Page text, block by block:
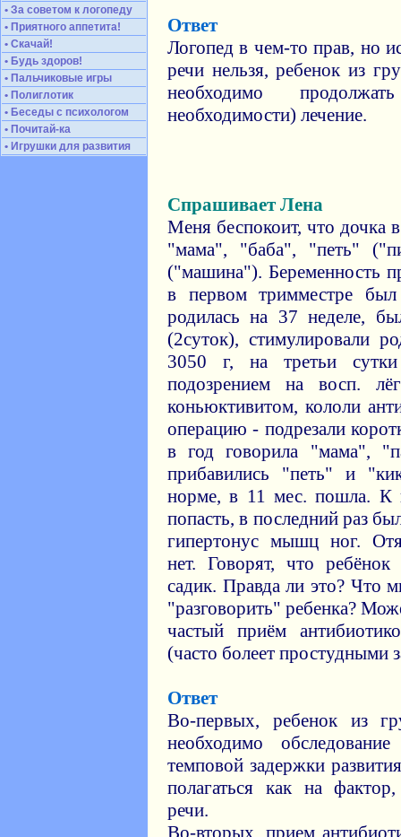
• За советом к логопеду
• Приятного аппетита!
• Скачай!
• Будь здоров!
• Пальчиковые игры
• Полиглотик
• Беседы с психологом
• Почитай-ка
• Игрушки для развития
Ответ
Логопед в чем-то прав, но
речи нельзя, ребенок из
необходимо
необходимости) лечение.
Спрашивает Лена
Меня беспокоит, что дочка
"мама", "баба", "петь"
("машина"). Беременность
в первом тримместре
родилась на 37 неделе,
(2суток), стимулировали
3050 г, на третьи
подозрением на восп.
коньюктивитом, кололи
операцию - подрезали
в год говорила "мама",
прибавились "петь" и
норме, в 11 мес. пошла. К
попасть, в последний раз
гипертонус мышц ног.
нет. Говорят, что ребёнок
садик. Правда ли это? Что
"разговорить" ребенка?
частый приём
(часто болеет простудными
Ответ
Во-первых, ребенок из
необходимо
темповой задержки
полагаться как на
речи.
Во-вторых, прием